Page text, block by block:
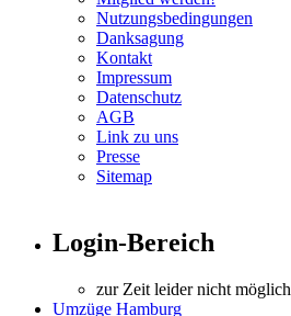
Nutzungsbedingungen
Danksagung
Kontakt
Impressum
Datenschutz
AGB
Link zu uns
Presse
Sitemap
Login-Bereich
zur Zeit leider nicht möglich
Umzüge Hamburg